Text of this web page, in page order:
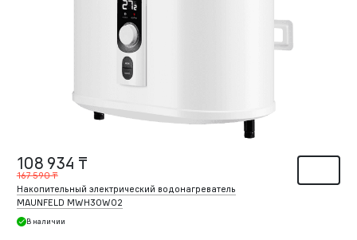
108 934 ₸
167 590 ₸
Накопительный электрический водонагреватель
MAUNFELD MWH30W02
В наличии